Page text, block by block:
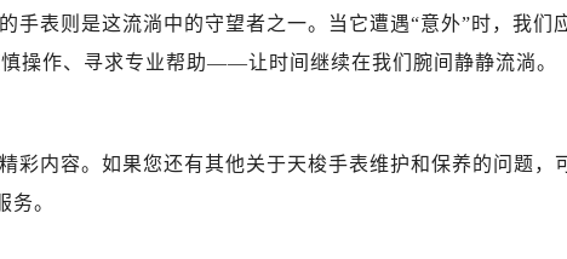
后服务中心（需提前预约）
路交叉口售后服务中心（需提前预约）
务中心（需提前预约）
中心（需提前预约）
手表则是这流淌中的守望者之一。当它遭遇“意外”时，我们
操作、寻求专业帮助——让时间继续在我们腕间静静流淌。
彩内容。如果您还有其他关于天梭手表维护和保养的问题，
务。